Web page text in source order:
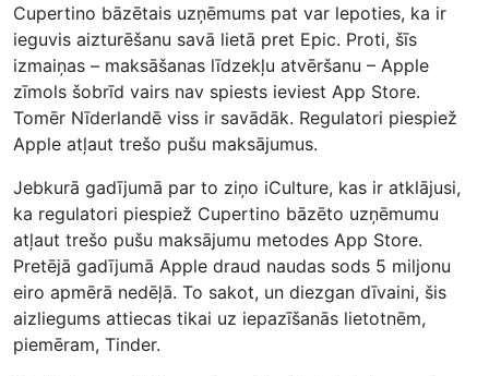
Cupertino bāzētais uzņēmums pat var lepoties, ka ir
ieguvis aizturēšanu savā lietā pret Epic. Proti, šīs
izmaiņas – maksāšanas līdzekļu atvēršanu – Apple
zīmols šobrīd vairs nav spiests ieviest App Store.
Tomēr Nīderlandē viss ir savādāk. Regulatori piespiež
Apple atļaut trešo pušu maksājumus.
Jebkurā gadījumā par to ziņo iCulture, kas ir atklājusi,
ka regulatori piespiež Cupertino bāzēto uzņēmumu
atļaut trešo pušu maksājumu metodes App Store.
Pretējā gadījumā Apple draud naudas sods 5 miljonu
eiro apmērā nedēļā. To sakot, un diezgan dīvaini, šis
aizliegums attiecas tikai uz iepazīšanās lietotnēm,
piemēram, Tinder.